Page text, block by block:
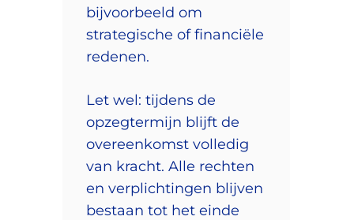
bijvoorbeeld om
strategische of financiële
redenen.
Let wel: tijdens de
opzegtermijn blijft de
overeenkomst volledig
van kracht. Alle rechten
en verplichtingen blijven
bestaan tot het einde